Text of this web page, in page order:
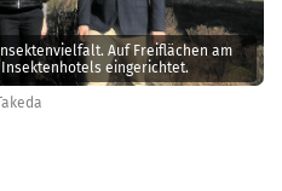
Auf Freiflächen am
eingerichtet.